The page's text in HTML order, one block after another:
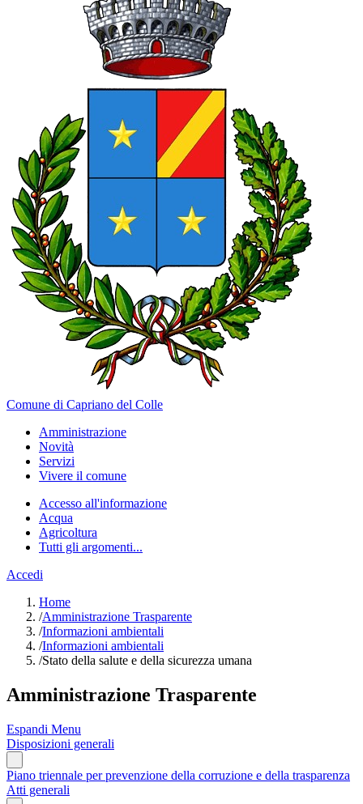
Comune di Capriano del Colle
Amministrazione
Novità
Servizi
Vivere il comune
Accesso all'informazione
Acqua
Agricoltura
Tutti gli argomenti...
Accedi
Home
/Amministrazione Trasparente
/Informazioni ambientali
/Informazioni ambientali
/Stato della salute e della sicurezza umana
Amministrazione Trasparente
Espandi Menu
Disposizioni generali
Piano triennale per prevenzione della corruzione e della trasparenza
Atti generali